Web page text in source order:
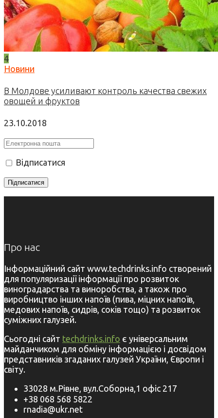
4
Новини
В Молдове усиливают контроль качества свежих
овощей и фруктов
23.10.2018
Відписатися
Про нас
Інформаційний сайт www.techdrinks.info створений
для популяризації інформації про розвиток
виноградарства та виноробства, а також про
виробництво інших напоїв (пива, міцних напоїв,
медових напоїв, сидрів, соків тощо) та розвиток
суміжних галузей.
Сьогодні сайт techdrinks.info є універсальним
майданчиком для обміну інформацією і досвідом
представників згаданих галузей України, Європи і
світу.
33028 м.Рівне, вул.Соборна,1 офіс 217
+38 068 568 5822
rnadia@ukr.net